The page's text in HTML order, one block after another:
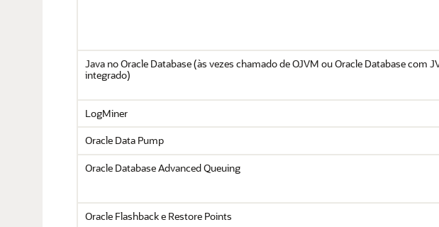
Java no Oracle Database (às vezes chamado de OJVM ou Oracle Database com
integrado)
LogMiner
Oracle Data Pump
Oracle Database Advanced Queuing
Oracle Flashback e Restore Points